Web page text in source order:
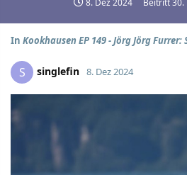
8. Dez 2024 Beitritt30.
In Kookhausen EP 149 - Jörg Jörg Furrer:
S singlefin 8. Dez 2024